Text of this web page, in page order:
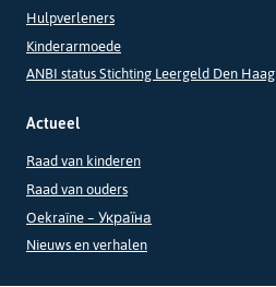
Hulpverleners
Kinderarmoede
ANBI status Stichting Leergeld Den Haag
Actueel
Raad van kinderen
Raad van ouders
Oekraïne – Україна
Nieuws en verhalen